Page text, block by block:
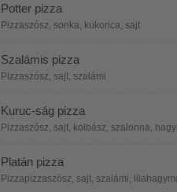
Potter pizza
Pizzaszósz, sonka, kukorica, sajt
Szalámis pizza
Pizzaszósz, sajt, szalámi
Kuruc-ság pizza
Pizzaszósz, sajt, kolbász, szalonna,
Platán pizza
Pizzapizzaszósz, sajt, szalámi,